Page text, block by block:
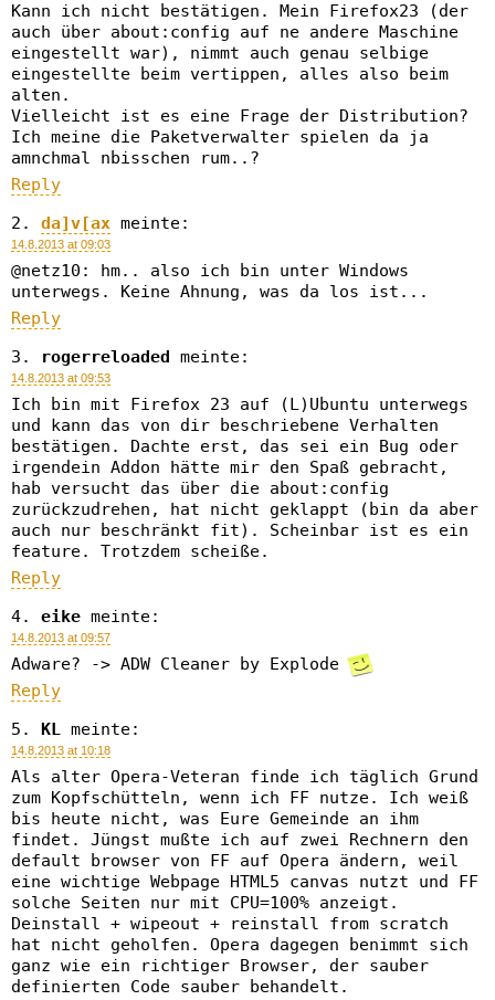
Kann ich nicht bestätigen. Mein Firefox23 (der
auch über about:config auf ne andere Maschine
eingestellt war), nimmt auch genau selbige
eingestellte beim vertippen, alles also beim
alten.
Vielleicht ist es eine Frage der Distribution?
Ich meine die Paketverwalter spielen da ja
amnchmal nbisschen rum..?
Reply
da]v[ax meinte:
14.8.2013 at 09:03
@netz10: hm.. also ich bin unter Windows
unterwegs. Keine Ahnung, was da los ist...
Reply
rogerreloaded meinte:
14.8.2013 at 09:53
Ich bin mit Firefox 23 auf (L)Ubuntu unterwegs
und kann das von dir beschriebene Verhalten
bestätigen. Dachte erst, das sei ein Bug oder
irgendein Addon hätte mir den Spaß gebracht,
hab versucht das über die about:config
zurückzudrehen, hat nicht geklappt (bin da aber
auch nur beschränkt fit). Scheinbar ist es ein
feature. Trotzdem scheiße.
Reply
eike meinte:
14.8.2013 at 09:57
Adware? -> ADW Cleaner by Explode
Reply
KL meinte:
14.8.2013 at 10:18
Als alter Opera-Veteran finde ich täglich Grund
zum Kopfschütteln, wenn ich FF nutze. Ich weiß
bis heute nicht, was Eure Gemeinde an ihm
findet. Jüngst mußte ich auf zwei Rechnern den
default browser von FF auf Opera ändern, weil
eine wichtige Webpage HTML5 canvas nutzt und FF
solche Seiten nur mit CPU=100% anzeigt.
Deinstall + wipeout + reinstall from scratch
hat nicht geholfen. Opera dagegen benimmt sich
ganz wie ein richtiger Browser, der sauber
definierten Code sauber behandelt.